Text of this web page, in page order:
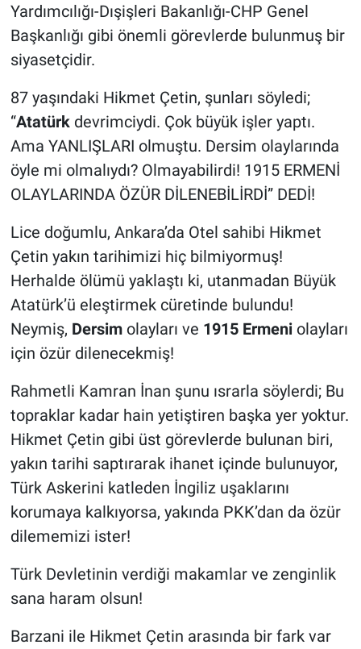
Yardımcılığı-Dışişleri Bakanlığı-CHP Genel
Başkanlığı gibi önemli görevlerde bulunmuş bir
siyasetçidir.
87 yaşındaki Hikmet Çetin, şunları söyledi;
“Atatürkdevrimciydi. Çok büyük işler yaptı.
Ama YANLIŞLARI olmuştu. Dersim olaylarında
öyle mi olmalıydı? Olmayabilirdi! 1915 ERMENİ
OLAYLARINDA ÖZÜR DİLENEBİLİRDİ” DEDİ!
Lice doğumlu, Ankara’da Otel sahibi Hikmet
Çetin yakın tarihimizi hiç bilmiyormuş!
Herhalde ölümü yaklaştı ki, utanmadan Büyük
Atatürk’ü eleştirmek cüretinde bulundu!
Neymiş, Dersim olayları ve 1915 Ermeni olayları
için özür dilenecekmiş!
Rahmetli Kamran İnan şunu ısrarla söylerdi; Bu
topraklar kadar hain yetiştiren başka yer yoktur.
Hikmet Çetin gibi üst görevlerde bulunan biri,
yakın tarihi saptırarak ihanet içinde bulunuyor,
Türk Askerini katleden İngiliz uşaklarını
korumaya kalkıyorsa, yakında PKK’dan da özür
dilememizi ister!
Türk Devletinin verdiği makamlar ve zenginlik
sana haram olsun!
Barzani ile Hikmet Çetin arasında bir fark var